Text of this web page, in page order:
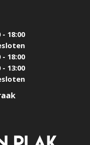
- 18:00
- 18:00
- 13:00